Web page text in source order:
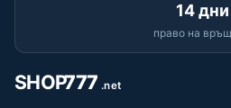
14 дни
право на